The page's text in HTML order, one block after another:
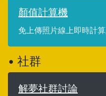
顏值計算機
免上傳照片線上即時計
• 社群
解夢社群討論